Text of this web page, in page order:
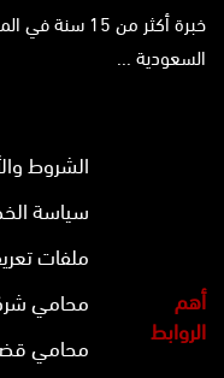
خبرة أكثر من
السعودية ...
أهم
الروابط
الشروط
سياسة
ملفات
محامي
محامي